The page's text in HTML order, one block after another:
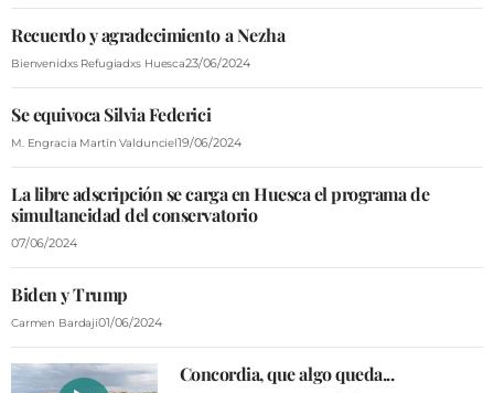
CLUB DEL AMIGO MILITANTE
INICIAR SESIÓN
Recuerdo y agradecimiento a Nezha
Bienvenidxs Refugiadxs Huesca23/06/2024
Se equivoca Silvia Federici
M. Engracia Martín Valdunciel19/06/2024
La libre adscripción se carga en Huesca el programa de
simultaneidad del conservatorio
07/06/2024
Biden y Trump
Carmen Bardají01/06/2024
Concordia, que algo queda...